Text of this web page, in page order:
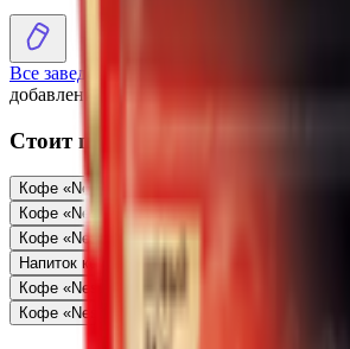
Все заведения
Кофе «Nescafe»
добавлением натурального
Стоит присмотреться
Кофе «Nescafe» Classic растворимый
Кофе «Nescafe» classic39.02
Кофе «Nescafe» classic растворимый
Напиток кофейный растворимый «Nescafe» 3
Кофе «Nescafe» Classic растворимый
Кофе «Nescafe» Classic растворимый